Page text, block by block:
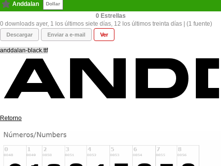
Anddalan Dollar
0
0 downloads ayer, 1 los últimos siete días, 12 los últimos treinta días | (1 fuente)
Descargar Enviar a e-mail Ver
anddalan-black.ttf
Retorno